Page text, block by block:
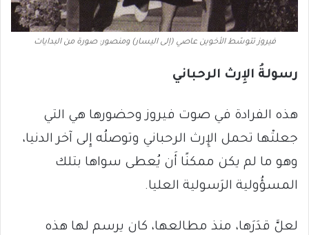
فيروز تتوسّط الأخوين عاصي (إلى اليسار) ومنصور: صورة من البدايات
رسولةُ الإِرث الرحباني
هذه الفرادة في صوت فيروز وحضورها هي التي
جعلتْها تحمل الإِرث الرحباني وتوصلُه إِلى آخر الدنيا،
وهو ما لم يكن ممكنًا أَن يُعطى سواها بتلك
المسؤُولية الرَسولية العليا.
لعلَّ قدَرَها، منذ مطالعها، كان يرسم لها هذه